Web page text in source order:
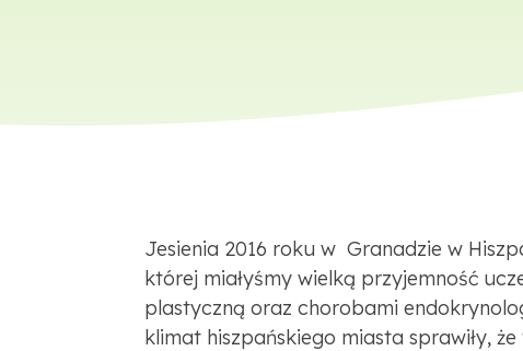
Jesienia 2016 roku w Granadzie w
której miałyśmy wielką przyjemność
plastyczną oraz chorobami
klimat hiszpańskiego miasta sprawiły,